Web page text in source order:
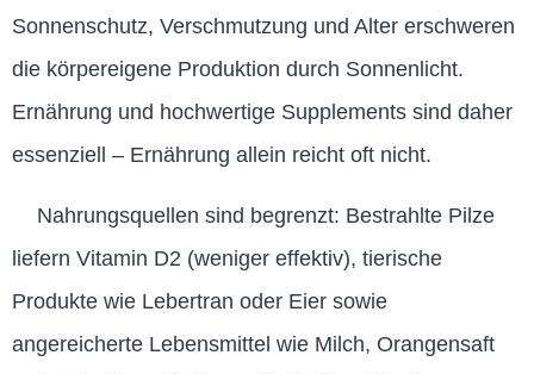
Sonnenschutz, Verschmutzung und Alter erschweren
die körpereigene Produktion durch Sonnenlicht.
Ernährung und hochwertige Supplements sind daher
essenziell – Ernährung allein reicht oft nicht.
Nahrungsquellen sind begrenzt: Bestrahlte Pilze
liefern Vitamin D2 (weniger effektiv), tierische
Produkte wie Lebertran oder Eier sowie
angereicherte Lebensmittel wie Milch, Orangensaft